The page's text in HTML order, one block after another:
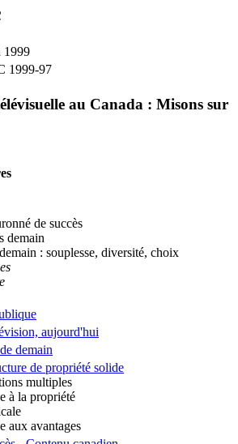
1999
1999-97
au Canada : Misons sur
de succès
demain
: souplesse, diversité, choix
aujourd'hui
demain
de propriété solide
multiples
à la propriété
aux avantages